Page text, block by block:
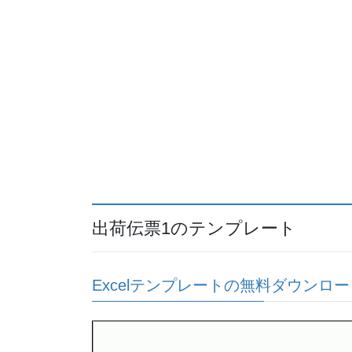
出荷伝票1のテンプレート
Excelテンプレートの無料ダウンロ